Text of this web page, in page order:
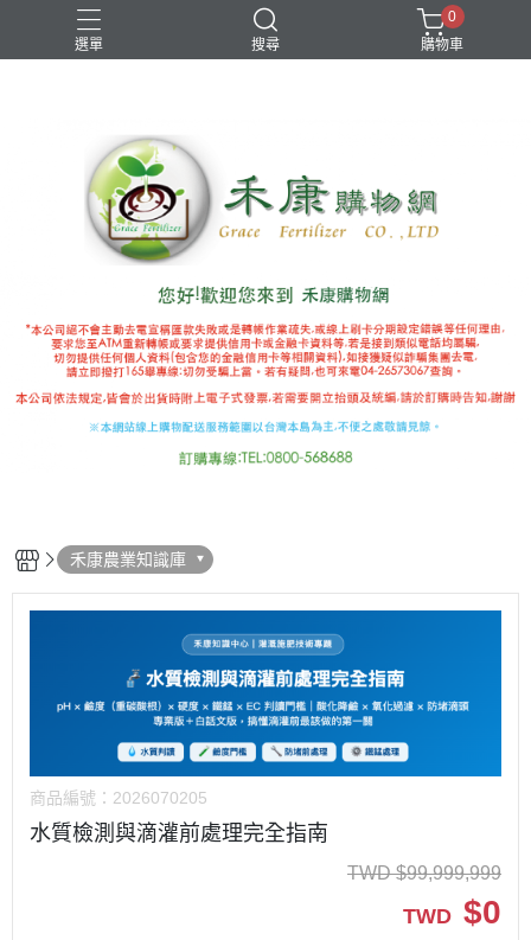
選單 搜尋
國產推薦補助 有機審字號肥料
0
購物車
禾康農業知識庫
商品編號： 2026070205
水質檢測與滴灌前處理完全指南
TWD $99,999,999
TWD $0